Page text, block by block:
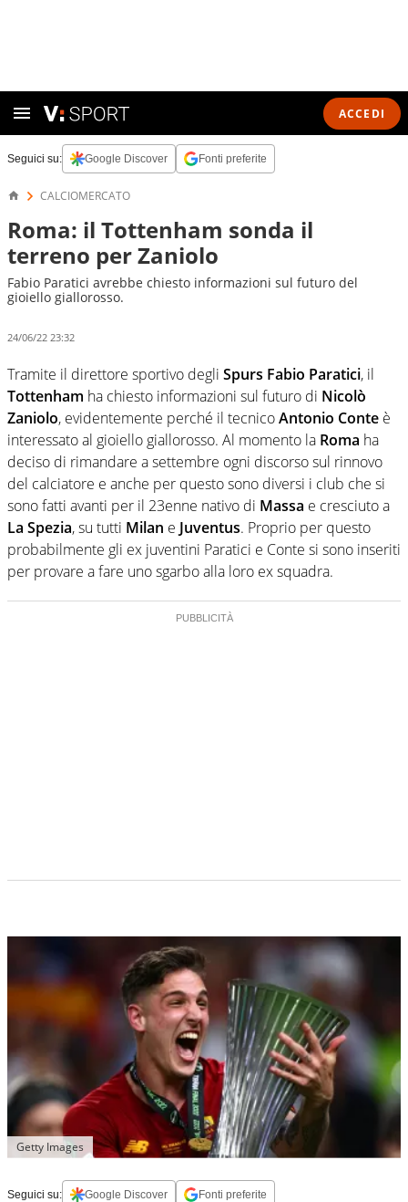
ACCEDI
Seguici su: Google Discover Fonti preferite
CALCIOMERCATO
Roma: il Tottenham sonda il
terreno per Zaniolo
Fabio Paratici avrebbe chiesto informazioni sul futuro del
gioiello giallorosso.
24/06/22 23:32
Tramite il direttore sportivo degli Spurs Fabio Paratici, il
Tottenham ha chiesto informazioni sul futuro di Nicolò
Zaniolo, evidentemente perché il tecnicoAntonio Conte è
interessato al gioiello giallorosso. Al momento la Roma ha
deciso di rimandare a settembre ogni discorso sul rinnovo
del calciatore e anche per questo sono diversi i club che si
sono fatti avanti per il 23enne nativo di Massa e cresciuto a
La Spezia, su tutti Milan e Juventus. Proprio per questo
probabilmente gli ex juventini Paratici e Conte si sono inseriti
per provare a fare uno sgarbo alla loro ex squadra.
Getty Images
Seguici su: Google Discover Fonti preferite